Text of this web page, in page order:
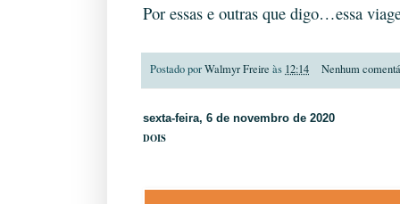
Por essas e outras que digo…essa
Postado porWalmyr Freire às 12:14 Nenhum
sexta-feira, 6 de novembro de 2020
DOIS